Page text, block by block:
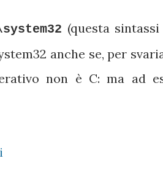
(questa
anche se, per
non è C: ma ad